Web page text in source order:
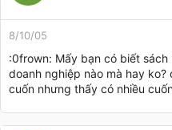
8/10/05
:0frown: Mấy bạn có biết
doanh nghiệp nào mà hay ko?
cuốn nhưng thấy có nhiều